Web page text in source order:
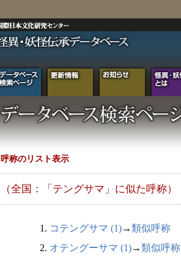
呼称のリスト表示
（全国：「テングサマ」に似た呼称）
1. コテングサマ (1)→類似呼称
2. オテングーサマ (1)→類似呼称